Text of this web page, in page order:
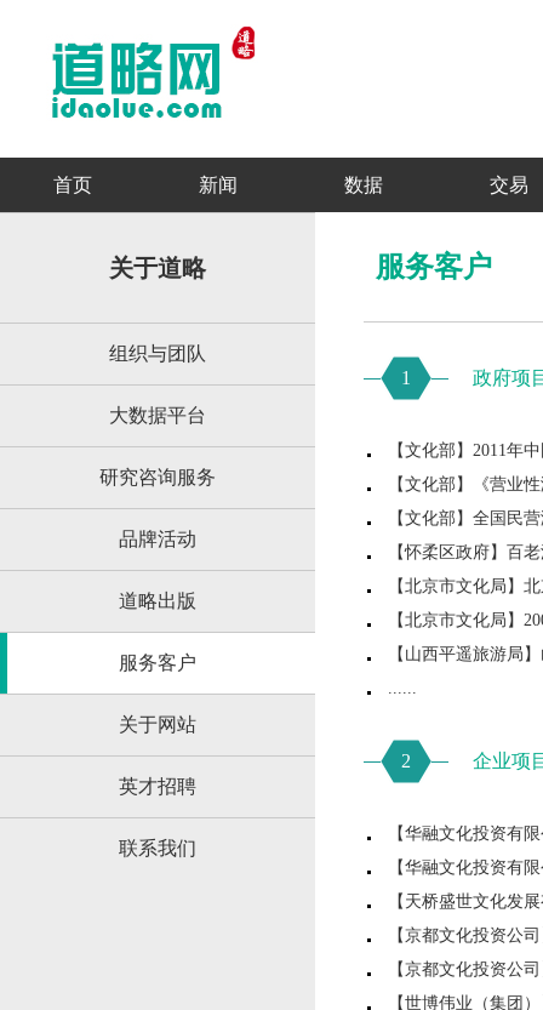
首页 新闻 数据 交易
关于道略
组织与团队
大数据平台
研究咨询服务
品牌活动
道略出版
服务客户
关于网站
英才招聘
联系我们
服务客户
1 政府项
【文化部】2011年
【文化部】《营业
【文化部】全国民
【怀柔区政府】百
【北京市文化局】
【北京市文化局】
【山西平遥旅游局
......
2 企业项
【华融文化投资有
【华融文化投资有
【天桥盛世文化发
【京都文化投资公
【京都文化投资公
【世博伟业（集团